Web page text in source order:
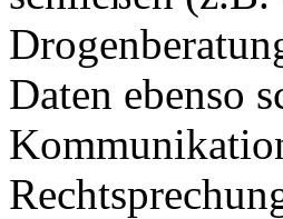
Daten ebenso